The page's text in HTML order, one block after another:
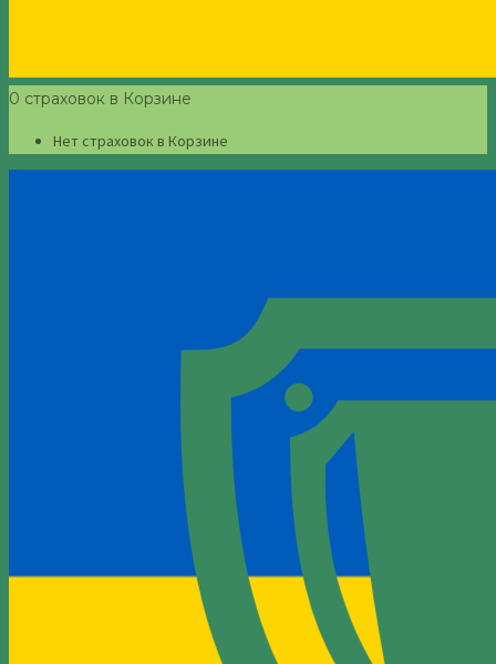
0 страховок в Корзине
Нет страховок в Корзине